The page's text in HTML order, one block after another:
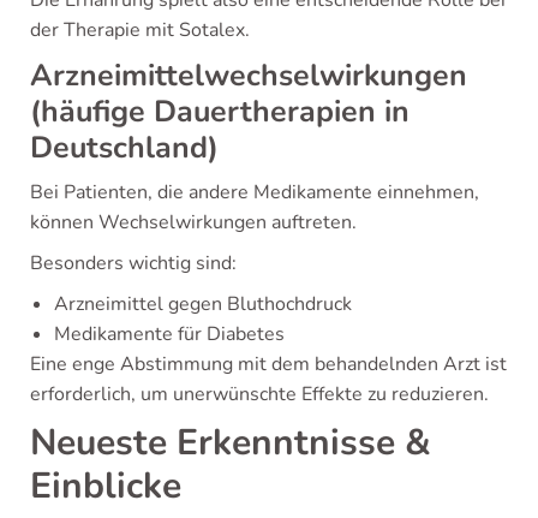
der Therapie mit Sotalex.
Arzneimittelwechselwirkungen
(häufige Dauertherapien in
Deutschland)
Bei Patienten, die andere Medikamente einnehmen,
können Wechselwirkungen auftreten.
Besonders wichtig sind:
Arzneimittel gegen Bluthochdruck
Medikamente für Diabetes
Eine enge Abstimmung mit dem behandelnden Arzt ist
erforderlich, um unerwünschte Effekte zu reduzieren.
Neueste Erkenntnisse &
Einblicke